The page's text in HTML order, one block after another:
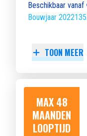
Beschikbaar vanaf
Bouwjaar 2022
TOON MEER
MAX 48
MAANDEN
LOOPTIJD